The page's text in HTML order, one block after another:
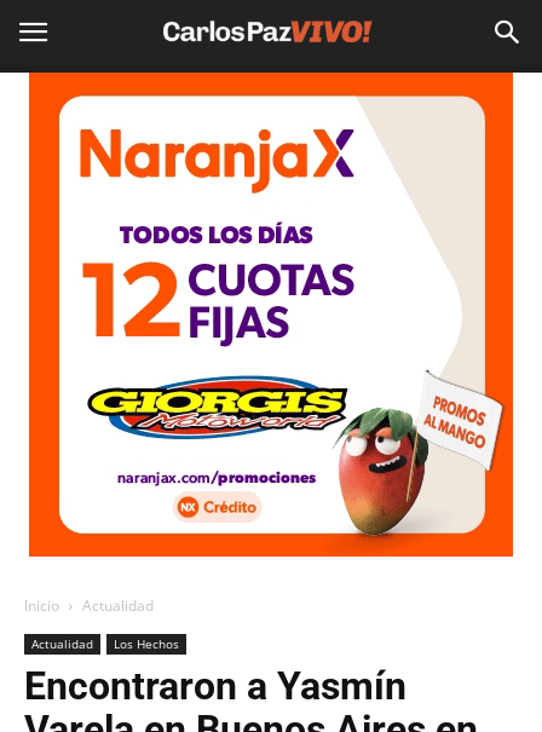
Inicio Actualidad
Actualidad Los Hechos
Encontraron a Yasmín